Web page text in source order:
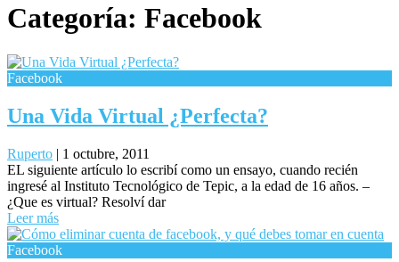
Categoría: Facebook
Facebook
Una Vida Virtual ¿Perfecta?
Ruperto | 1 octubre, 2011
EL siguiente artículo lo escribí como un ensayo, cuando recién
ingresé al Instituto Tecnológico de Tepic, a la edad de 16 años. –
¿Que es virtual? Resolví dar
Leer más
Facebook